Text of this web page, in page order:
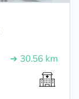
➔ 30.56 km